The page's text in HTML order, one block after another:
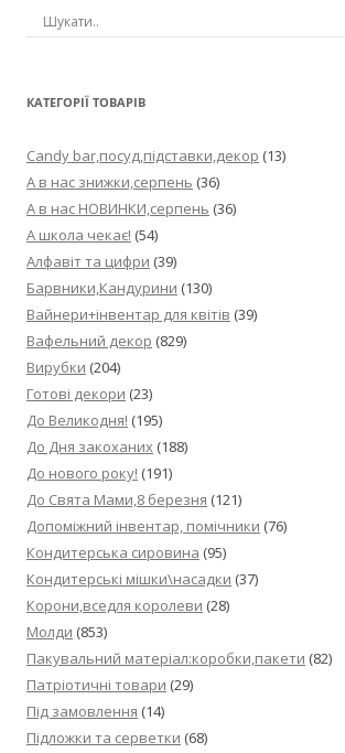
КАТЕГОРІЇ ТОВАРІВ
Candy bar,посуд,підставки,декор (13)
А в нас знижки,серпень (36)
А в нас НОВИНКИ,серпень (36)
А школа чекає! (54)
Алфавіт та цифри (39)
Барвники,Кандурини (130)
Вайнери+інвентар для квітів (39)
Вафельний декор (829)
Вирубки (204)
Готові декори (23)
До Великодня! (195)
До Дня закоханих (188)
До нового року! (191)
До Свята Мами,8 березня (121)
Допоміжний інвентар, помічники (76)
Кондитерська сировина (95)
Кондитерські мішки\насадки (37)
Корони,вседля королеви (28)
Молди (853)
Пакувальний матеріал:коробки,пакети (82)
Патріотичні товари (29)
Під замовлення (14)
Підложки та серветки (68)